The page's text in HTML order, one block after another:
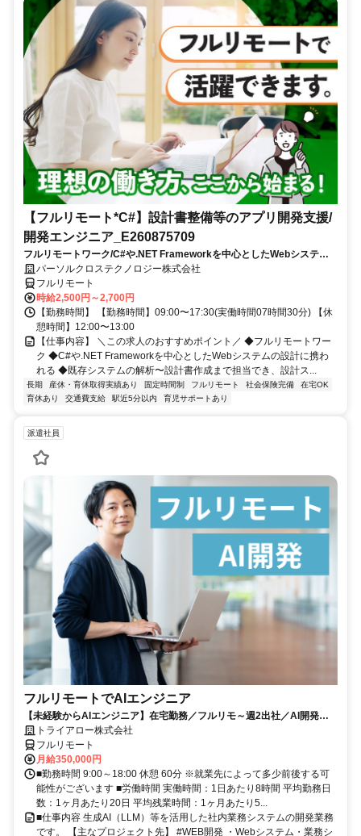
【フルリモート*C#】設計書整備等のアプリ開発支援/
開発エンジニア_E260875709
フルリモートワーク/C#や.NET Frameworkを中心としたWebシステム
の設計に携われる/既存システムの解析〜設計書作成まで担当でき、設計
スキルを磨ける
パーソルクロステクノロジー株式会社
フルリモート
時給2,500円～2,700円
【勤務時間】 【勤務時間】09:00〜17:30(実働時間07時間30分) 【休
憩時間】12:00〜13:00
【仕事内容】 ＼この求人のおすすめポイント／ ◆フルリモートワー
ク ◆C#や.NET Frameworkを中心としたWebシステムの設計に携わ
れる ◆既存システムの解析〜設計書作成まで担当でき、設計ス...
長期 産休・育休取得実績あり 固定時間制 フルリモート 社会保険完備
在宅OK
育休あり
交通費支給 駅近5分以内 育児サポートあり
派遣社員
フルリモートでAIエンジニア
【未経験からAIエンジニア】在宅勤務／フルリモ～週2出社／AI開発を
仕事にする
トライアロー株式会社
フルリモート
月給350,000円
■勤務時間 9:00～18:00 休憩 60分 ※就業先によって多少前後する可
能性がございます ■労働時間 実働時間：1日あたり8時間 平均勤務日
数：1ヶ月あたり20日 平均残業時間：1ヶ月あたり5...
■仕事内容 生成AI（LLM）等を活用した社内業務システムの開発業務
です。 【主なプロジェクト先】 #WEB開発 ・Webシステム・業務シ